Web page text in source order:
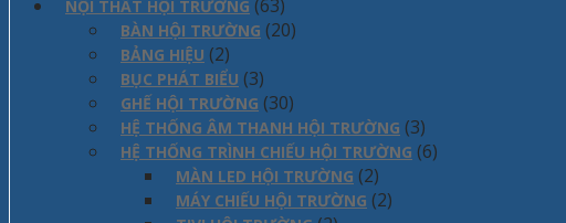
NỘI THẤT HỘI TRƯỜNG (63)
BÀN HỘI TRƯỜNG (20)
BẢNG HIỆU (2)
BỤC PHÁT BIỂU (3)
GHẾ HỘI TRƯỜNG (30)
HỆ THỐNG ÂM THANH HỘI TRƯỜNG (3)
HỆ THỐNG TRÌNH CHIẾU HỘI TRƯỜNG (6)
MÀN LED HỘI TRƯỜNG (2)
MÁY CHIẾU HỘI TRƯỜNG (2)